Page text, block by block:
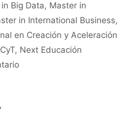
Big Data, Master in
in International Business,
en Creación y Aceleración
, Next Educación